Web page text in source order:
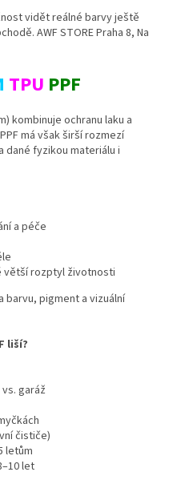
vidět reálné barvy ještě
AWF STORE Praha 8, Na
TPU PPF
kombinuje ochranu laku a
má však širší rozmezí
dané fyzikou materiálu i
a péče
větší rozptyl životnosti
barvu, pigment a vizuální
liší?
garáž
čističe)
letům
let